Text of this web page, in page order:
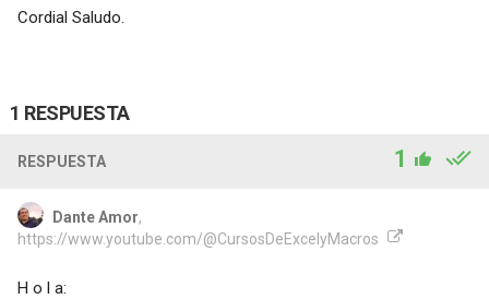
Cordial Saludo.
1 RESPUESTA
RESPUESTA 1
Dante Amor,
https://www.youtube.com/@CursosDeExcelyMacros
H o l a: